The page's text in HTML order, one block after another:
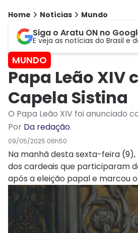
Home Notícias Mundo
Siga o Aratu ON no
E veja as notícias do Brasil e
MUNDO
Papa Leão
Capela Sistina
O Papa Leão XIV foi anunciado
Por Da redação.
09/05/2025 06h50
Na manhã desta sexta-feira (9),
dos cardeais que participaram
após a eleição papal e marcou